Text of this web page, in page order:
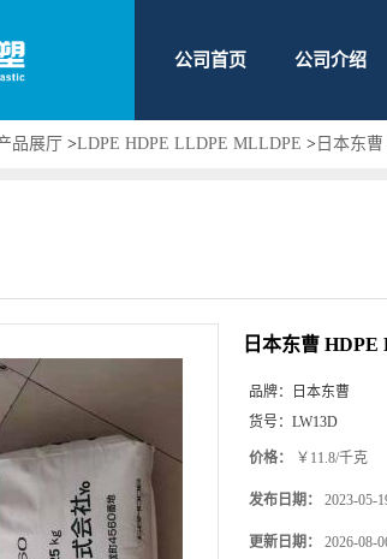
公司首页 公司介绍
品展厅 >LDPE HDPE LLDPE MLLDPE > 日本东
日本东曹
品牌：
日本东曹
货号： LW13D
价格： ￥11.8/千克
发布日期： 2023-05-
更新日期： 2026-08-